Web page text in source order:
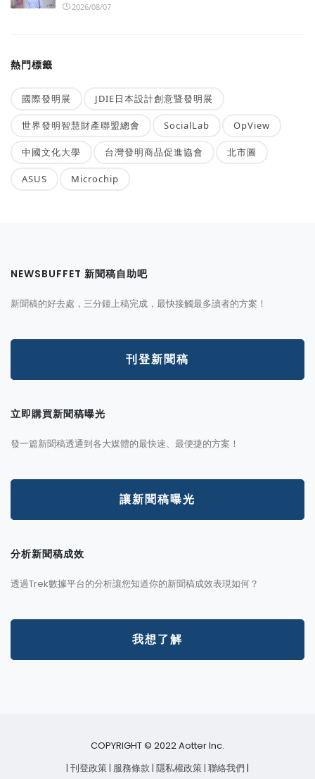
2026/08/07
熱門標籤
國際發明展 JDIE日本設計創意暨發明展
世界發明智慧財產聯盟總會 SocialLab OpView
中國文化大學 台灣發明商品促進協會 北市圖
ASUS Microchip
NEWSBUFFET 新聞稿自助吧
新聞稿的好去處，三分鐘上稿完成，最快接觸最多讀者的方案！
刊登新聞稿
立即購買新聞稿曝光
發一篇新聞稿透通到各大媒體的最快速、最便捷的方案！
讓新聞稿曝光
分析新聞稿成效
透過Trek數據平台的分析讓您知道你的新聞稿成效表現如何？
我想了解
COPYRIGHT © 2022 Aotter Inc.
| 刊登政策| 服務條款 | 隱私權政策| 聯絡我們 |